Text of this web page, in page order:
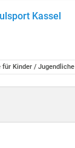
Kassel
für Kinder / Jugendliche